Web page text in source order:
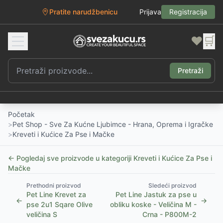
Pratite narudžbenicu Prijava Registracija
❤️ 🛒
Pretraži
Početak
>Pet Shop - Sve Za Kućne Ljubimce - Hrana, Oprema i Igračke
>Kreveti i Kućice Za Pse i Mačke
← Pogledaj sve proizvode u kategoriji Kreveti i Kućice Za Pse i
Mačke
←
Prethodni proizvod
Pet Line Krevet za
pse 2u1 Sqare Olive
veličina S
Sledeći proizvod
Pet Line Jastuk za pse u
obliku koske - Veličina M -
Crna - P800M-2
→